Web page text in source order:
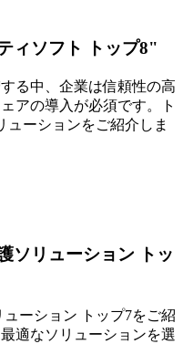
ィソフト トップ8"
る中、企業は信頼性の高
アの導入が必須です。ト
ューションをご紹介しま
ソリューション トッ
ーション トップ7をご紹
適なソリューションを選